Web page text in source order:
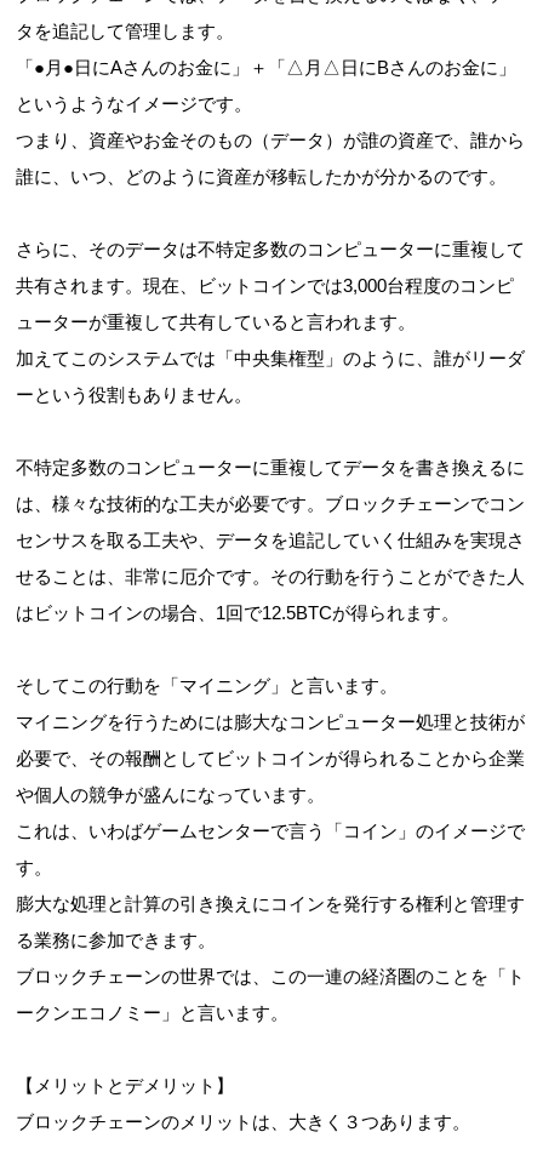
タを追記して管理します。
「●月●日にAさんのお金に」＋「△月△日にBさんのお金に」
というようなイメージです。
つまり、資産やお金そのもの（データ）が誰の資産で、誰から
誰に、いつ、どのように資産が移転したかが分かるのです。
さらに、そのデータは不特定多数のコンピューターに重複して
共有されます。現在、ビットコインでは3,000台程度のコンピ
ューターが重複して共有していると言われます。
加えてこのシステムでは「中央集権型」のように、誰がリーダ
ーという役割もありません。
不特定多数のコンピューターに重複してデータを書き換えるに
は、様々な技術的な工夫が必要です。ブロックチェーンでコン
センサスを取る工夫や、データを追記していく仕組みを実現さ
せることは、非常に厄介です。その行動を行うことができた人
はビットコインの場合、1回で12.5BTCが得られます。
そしてこの行動を「マイニング」と言います。
マイニングを行うためには膨大なコンピューター処理と技術が
必要で、その報酬としてビットコインが得られることから企業
や個人の競争が盛んになっています。
これは、いわばゲームセンターで言う「コイン」のイメージで
す。
膨大な処理と計算の引き換えにコインを発行する権利と管理す
る業務に参加できます。
ブロックチェーンの世界では、この一連の経済圏のことを「ト
ークンエコノミー」と言います。
【メリットとデメリット】
ブロックチェーンのメリットは、大きく３つあります。